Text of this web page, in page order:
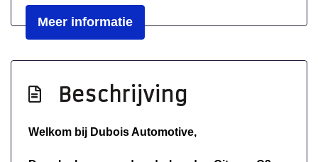
Mistlampen voor
Interieur
Achterbank in delen neerklapbaar
Meer informatie
Beschrijving
Welkom bij Dubois Automotive,